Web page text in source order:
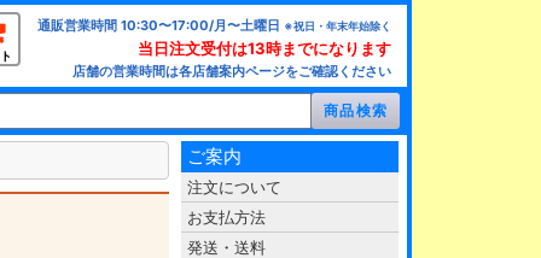
通販営業時間 10:30〜17:00/月〜土曜日 ※祝日・年末年始除く
当日注文受付は13時までになります
店舗の営業時間は各店舗案内ページをご確認ください
ご案内
注文について
お支払方法
発送・送料